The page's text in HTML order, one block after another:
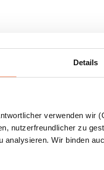
Details
verwenden wir
nutzerfreundlicher zu
analysieren. Wir binden
Zubehör